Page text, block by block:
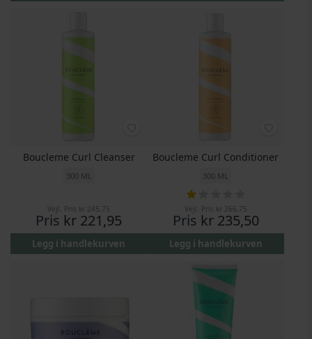
Boucleme Curl Cleanser
300 ML
Vejl. Pris kr 245,75
Pris kr 221,95
Legg i handlekurven
Boucleme Curl Conditioner
300 ML
20%
Vejl. Pris kr 266,75
Pris kr 235,50
Legg i handlekurven